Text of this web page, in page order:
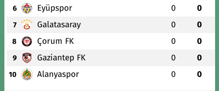
6 Eyüpspor 0 0
7 Galatasaray 0 0
8 Çorum FK 0 0
9 Gaziantep FK 0 0
10 Alanyaspor 0 0